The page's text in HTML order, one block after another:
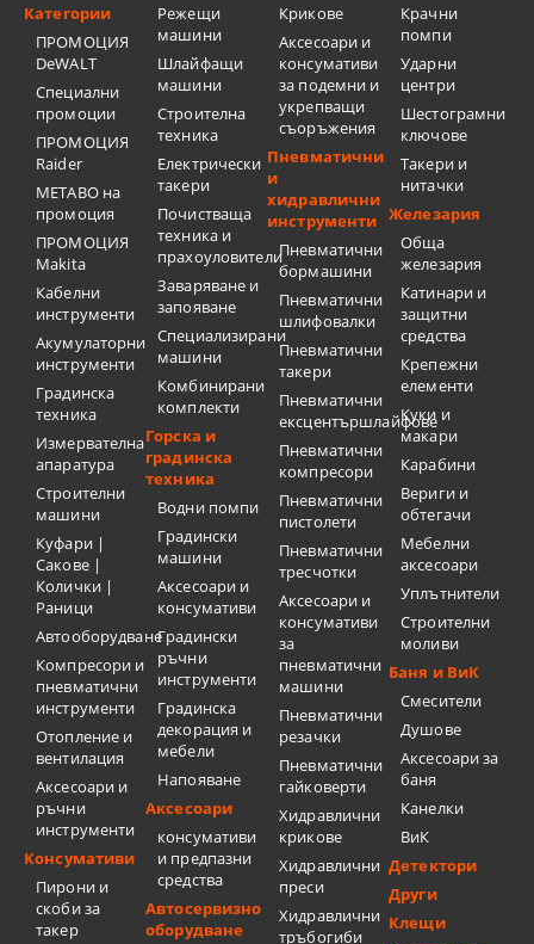
Категории
ПРОМОЦИЯ
DeWALT
Специални
промоции
ПРОМОЦИЯ
Raider
METABO на
промоция
ПРОМОЦИЯ
Makita
Кабелни
инструменти
Акумулаторни
инструменти
Градинска
техника
Измервателна
апаратура
Строителни
машини
Куфари |
Сакове |
Колички |
Раници
Автооборудване
Компресори и
пневматични
инструменти
Отопление и
вентилация
Аксесоари и
ръчни
инструменти
Консумативи
Пирони и
скоби за
такер
Режещи
машини
Шлайфащи
машини
Строителна
техника
Електрически
такери
Почистваща
техника и
прахоуловители
Заваряване и
запояване
Специализирани
машини
Комбинирани
комплекти
Горска и
градинска
техника
Водни помпи
Градински
машини
Аксесоари и
консумативи
Градински
ръчни
инструменти
Градинска
декорация и
мебели
Напояване
Аксесоари
консумативи
и предпазни
средства
Автосервизно
оборудване
Крикове
Аксесоари и
консумативи
за подемни и
укрепващи
съоръжения
Пневматични
и
хидравлични
инструменти
Пневматични
бормашини
Пневматични
шлифовалки
Пневматични
такери
Пневматични
ексцентършлайфове
Пневматични
компресори
Пневматични
пистолети
Пневматични
тресчотки
Аксесоари и
консумативи
за
пневматични
машини
Пневматични
резачки
Пневматични
гайковерти
Хидравлични
крикове
Хидравлични
преси
Хидравлични
тръбогиби
Крачни
помпи
Ударни
центри
Шестограмни
ключове
Такери и
нитачки
Железария
Обща
железария
Катинари и
защитни
средства
Крепежни
елементи
Куки и
макари
Карабини
Вериги и
обтегачи
Мебелни
аксесоари
Уплътнители
Строителни
моливи
Баня и ВиК
Смесители
Душове
Аксесоари за
баня
Канелки
ВиК
Детектори
Други
Клещи